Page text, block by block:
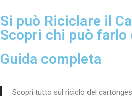
Si può Riciclare il
Scopri chi può farlo
Guida completa
Scopri tutto sul riciclo del